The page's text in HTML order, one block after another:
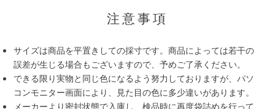
注意事項
サイズは商品を平置きしての採寸です。商品によっては若干の
誤差が生じる場合もございますので、予めご了承ください。
できる限り実物と同じ色になるよう努力しておりますが、パソ
コンモニター画面により、見た目の色に多少違いがあります。
メーカーより密封状態で入庫し、検品時に再度袋詰めを行って